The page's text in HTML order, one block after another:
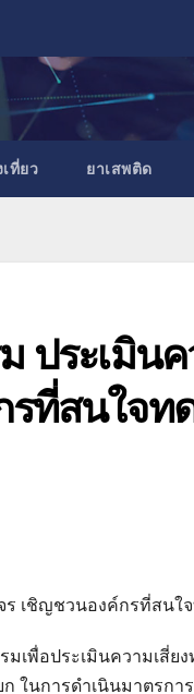
ที่ยว ยาเสพติด
ประเมินค
ที่สนใจท
ร เชิญชวนองค์กรที่สนใ
เพื่อประเมินความเสี่ย
ก ในการดำเนินมาตร